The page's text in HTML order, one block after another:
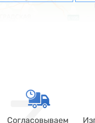
Согласовываем